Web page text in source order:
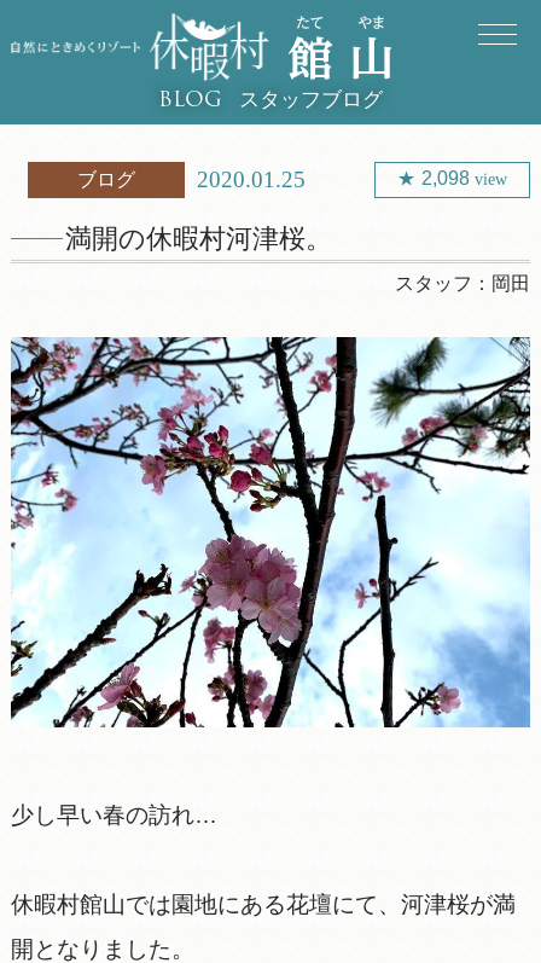
BLOG スタッフブログ
ブログ 2020.01.25 2,098view
満開の休暇村河津桜。
スタッフ： 岡田
少し早い春の訪れ…
休暇村館山では園地にある花壇にて、河津桜が満
開となりました。